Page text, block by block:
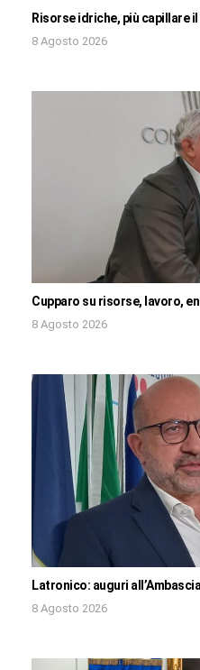
Risorse idriche, più capillare
8 Agosto 2026
Cupparo su risorse, lavoro,
8 Agosto 2026
Latronico: auguri
8 Agosto 2026